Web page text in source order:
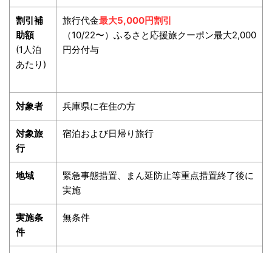
割引補
助額
(1人泊
あたり)
旅行代金最大5,000円割引
（10/22〜）ふるさと応援旅クーポン最大2,000
円分付与
対象者 兵庫県に在住の方
対象旅
行
宿泊および日帰り旅行
地域
緊急事態措置、まん延防止等重点措置終了後に
実施
実施条
件
無条件